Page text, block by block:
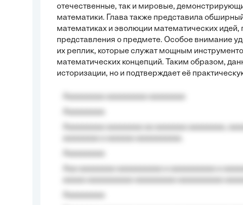
отечественные, так и мировые,
математики. Глава также представила
математиках и эволюции математических
представления о предмете. Особое внимание
их реплик, которые служат мощным
математических концепций. Таким образом,
историзации, но и подтверждает её